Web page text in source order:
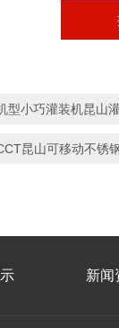
型小巧灌装机昆山
昆山可移动不锈
新闻